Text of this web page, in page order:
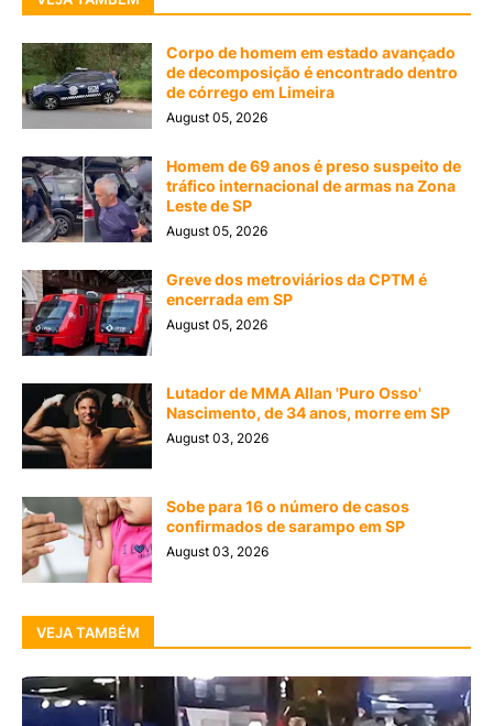
Corpo de homem em estado avançado
de decomposição é encontrado dentro
de córrego em Limeira
August 05, 2026
Homem de 69 anos é preso suspeito de
tráfico internacional de armas na Zona
Leste de SP
August 05, 2026
Greve dos metroviários da CPTM é
encerrada em SP
August 05, 2026
Lutador de MMA Allan 'Puro Osso'
Nascimento, de 34 anos, morre em SP
August 03, 2026
Sobe para 16 o número de casos
confirmados de sarampo em SP
August 03, 2026
VEJA TAMBÉM